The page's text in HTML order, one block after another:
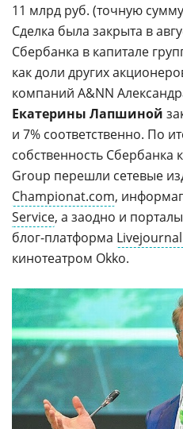
11 млрд руб. (точную
Сделка была закрыта в
Сбербанка в капитале
как доли других
компаний A&NN
Екатерины Лапшиной
и 7% соответственно. По
собственность Сбербанка
Group перешли сетевые
Championat.com,
Service, а заодно и
блог-платформа
кинотеатром Okko.